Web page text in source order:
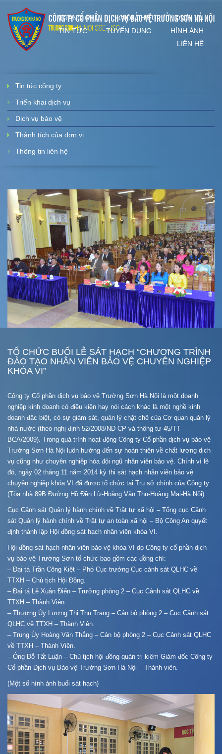
TRANG CHỦ GIỚI THIỆU
DỊCH VỤ
TIN TỨC
TUYỂN DỤNG
HÌNH ẢNH
LIÊN HỆ
Tin tức công ty
Triển khai dịch vụ
Dịch vụ bảo vệ
Thành tích của đơn vị
Thông tin liên hệ
TỔ CHỨC BUỔI LỄ SÁT HẠCH “CHƯƠNG TRÌNH
ĐÀO TẠO NHÂN VIÊN BẢO VỆ CHUYÊN NGHIỆP
KHÓA VI”
Công ty Cổ phần dịch vụ bảo vệ Trường Sơn Hà Nội là một doanh
nghiệp kinh doanh có điều kiện hay nói cách khác là một nghề kinh
doanh đặc biệt, có sự giám sát, quản lý chặt chẽ của Cơ quan quản lý
nhà nước (theo nghị định 52/2008/NĐ-CP và thông tư 45/TT-
BCA/2009). Trong quá trình hoạt động Công ty Cổ phần dịch vụ bảo vệ
Trường Sơn Hà Nội luôn hướng đến sự hoàn thiện về chất lượng dịch
vụ cũng như chuyên nghiệp hóa đội ngũ nhân viên bảo vệ. Chính vì lẽ
đó, ngày 02 tháng 11 năm 2014 kỳ thi sát hạch nhân viên bảo vệ
chuyên nghiệp khóa VI đã được tổ chức tại Trụ sở chính của Công ty
(Tòa nhà 89B Đường Hồ Đền Lừ-Hoàng Văn Thụ-Hoàng Mai-Hà Nội).
Cục Cảnh sát Quản lý hành chính về Trật tự xã hội – Tổng cục Cảnh
sát Quản lý hành chính về Trật tự an toàn xã hội – Bộ Công An quyết
định thành lập Hội đồng sát hạch nhân viên khóa VI.
Hội đồng sát hạch nhân viên bảo vệ khóa VI do Công ty cổ phần dịch
vụ bảo vệ Trường Sơn tổ chức bao gồm các đồng chí:
– Đại tá Trần Công Kiệt – Phó Cục trưởng Cục cảnh sát QLHC về
TTXH – Chủ tịch Hội Đồng.
– Đại tá Lê Xuân Điến – Trưởng phòng 2 – Cục Cảnh sát QLHC về
TTXH – Thành Viên.
– Thương Úy Lương Thị Thu Trang – Cán bộ phòng 2 – Cục Cảnh sát
QLHC về TTXH – Thành Viên.
– Trung Úy Hoàng Văn Thắng – Cán bộ phòng 2 – Cục Cảnh sát QLHC
về TTXH – Thành Viên.
– Ông Đỗ Tất Luận – Chủ tịch hội đồng quản trị kiêm Giám đốc Công ty
Cổ phần Dịch vụ Bảo vệ Trường Sơn Hà Nội – Thành viên.
(Một số hình ảnh buổi sát hạch)